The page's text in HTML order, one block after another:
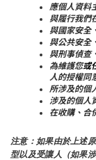
應個人資料
與履行我們
與國家安全
與公共安全
與刑事偵查
為維護您或
人的授權同
所涉及的個
涉及的個人
在收購、合
注意：如果由於上述
型以及受讓人（如果